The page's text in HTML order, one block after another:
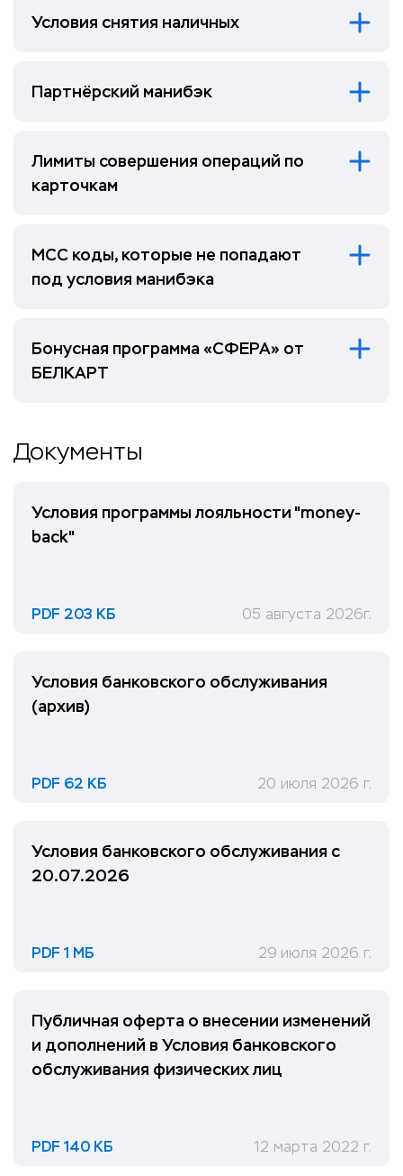
Условия снятия наличных
Партнёрский манибэк
Лимиты совершения операций по
карточкам
МСС коды, которые не попадают
под условия манибэка
Бонусная программа «СФЕРА» от
БЕЛКАРТ
Документы
Условия программы лояльности "money-
back"
PDF 203 КБ 05 августа 2026г.
Условия банковского обслуживания
(архив)
PDF 62 КБ 20 июля 2026 г.
Условия банковского обслуживания с
20.07.2026
PDF 1 МБ 29 июля 2026 г.
Публичная оферта о внесении изменений
и дополнений в Условия банковского
обслуживания физических лиц
PDF 140 КБ 12 марта 2022 г.